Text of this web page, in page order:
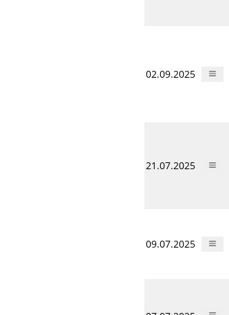
02.09.2025
21.07.2025
09.07.2025